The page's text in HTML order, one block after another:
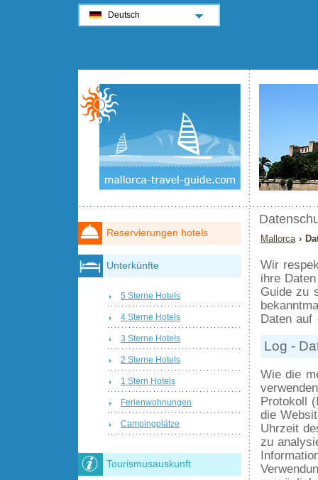
Mallorca ›
Wir
ihre
Guide zu
Daten auf
Log -
Wie die
Protokoll
die
Uhrzeit
zu
Reservierungen hotels
Unterkünfte
5 Sterne Hotels
4 Sterne Hotels
3 Sterne Hotels
2 Sterne Hotels
1 Stern Hotels
Ferienwohnungen
Campingplätze
Tourismusauskunft
Deutsch